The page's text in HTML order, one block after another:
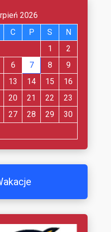
2026
C P S
N
1
2
6 7 8
9
13 14 15
16
20 21 22
23
27 28 29
30